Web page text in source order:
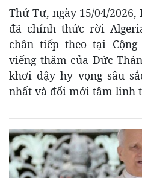
Thứ Tư, ngày 15/04/
đã chính thức rời
chân tiếp theo tại Cộng
viếng thăm của Đức
khơi dậy hy vọng sâu
nhất và đổi mới tâm linh